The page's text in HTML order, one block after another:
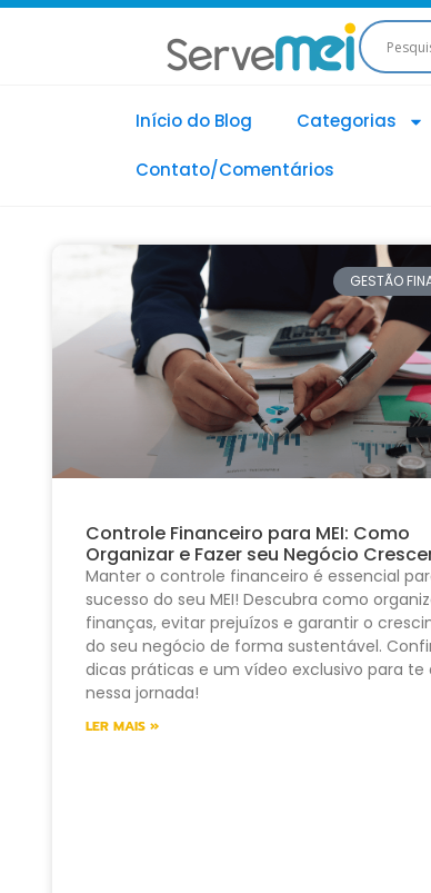
Início do Blog Categorias
Contato/Comentários
GESTÃO
Controle Financeiro para MEI: Como
Organizar e Fazer seu Negócio
Manter o controle financeiro é essencial
sucesso do seu MEI! Descubra como
finanças, evitar prejuízos e garantir o
do seu negócio de forma sustentável.
dicas práticas e um vídeo exclusivo para te
nessa jornada!
LER MAIS »